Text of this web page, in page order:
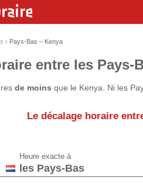
› Pays-Bas – Kenya
entre les Pays-
de moins que le Kenya. Ni les
Le décalage horaire
Heure exacte à
les Pays-Bas